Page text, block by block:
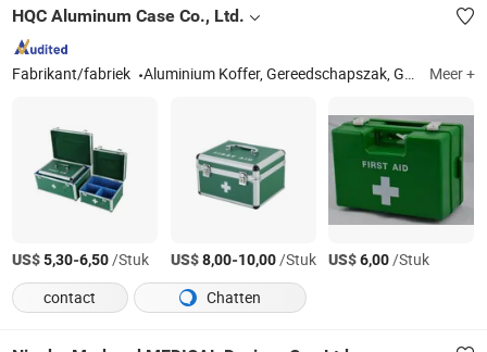
HQC Aluminum Case Co., Ltd.
Fabrikant/fabriek Aluminium Koffer, Gereedschapszak, Gereedschapskoffer, Vliegtuigkoffer, Cosmetica Koffer, Aktetas, Pokerchip Koffer, Roadcase, Gereedschapsset, Apparatuur Koffer Meer +
US$5,30-6,50/Stuk US$8,00-10,00/Stuk US$6,00/Stuk
contact
Chatten